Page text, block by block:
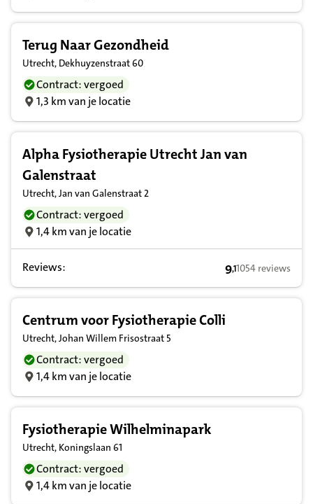
Terug Naar Gezondheid
Utrecht, Dekhuyzenstraat 60
Contract: vergoed
1,3 km van je locatie
Alpha Fysiotherapie Utrecht Jan van
Galenstraat
Utrecht, Jan van Galenstraat 2
Contract: vergoed
1,4 km van je locatie
Reviews: 9,1 op basis van
9,11054 reviews
Centrum voor Fysiotherapie Colli
Utrecht, Johan Willem Frisostraat 5
Contract: vergoed
1,4 km van je locatie
Fysiotherapie Wilhelminapark
Utrecht, Koningslaan 61
Contract: vergoed
1,4 km van je locatie